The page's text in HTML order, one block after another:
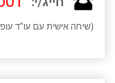
(שיחה אישית עם עו"ד